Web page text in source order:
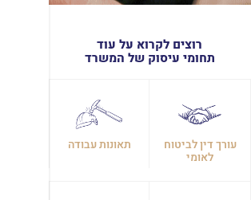
רוצים לקרוא על עוד
תחומי עיסוק של המשרד
עורך דין לביטוח
לאומי
תאונות עבודה